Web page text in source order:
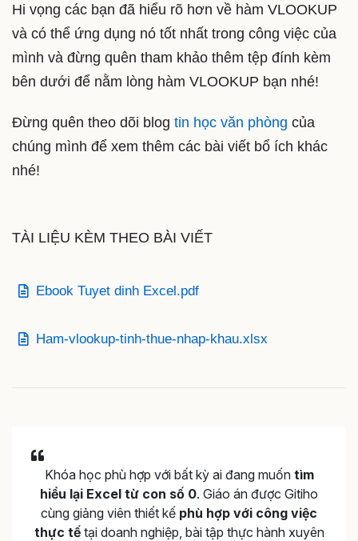
Hi vọng các bạn đã hiểu rõ hơn về hàm VLOOKUP
và có thể ứng dụng nó tốt nhất trong công việc của
mình và đừng quên tham khảo thêm tệp đính kèm
bên dưới để nằm lòng hàm VLOOKUP bạn nhé!
Đừng quên theo dõi blog tin học văn phòng của
chúng mình để xem thêm các bài viết bổ ích khác
nhé!
TÀI LIỆU KÈM THEO BÀI VIẾT
Ebook Tuyet dinh Excel.pdf
Ham-vlookup-tinh-thue-nhap-khau.xlsx
Khóa học phù hợp với bất kỳ ai đang muốn tìm
hiểu lại Excel từ con số 0. Giáo án được Gitiho
cùng giảng viên thiết kế phù hợp với công việc
thực tếtại doanh nghiệp, bài tập thực hành xuyên